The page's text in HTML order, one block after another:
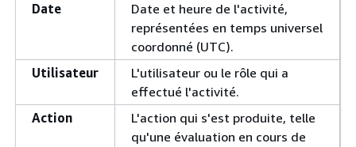
Date
Date et heure de l'activité,
représentées en temps universel
coordonné (UTC).
Utilisateur
L'utilisateur ou le rôle qui a
effectué l'activité.
Action
L'action qui s'est produite, telle
qu'une évaluation en cours de